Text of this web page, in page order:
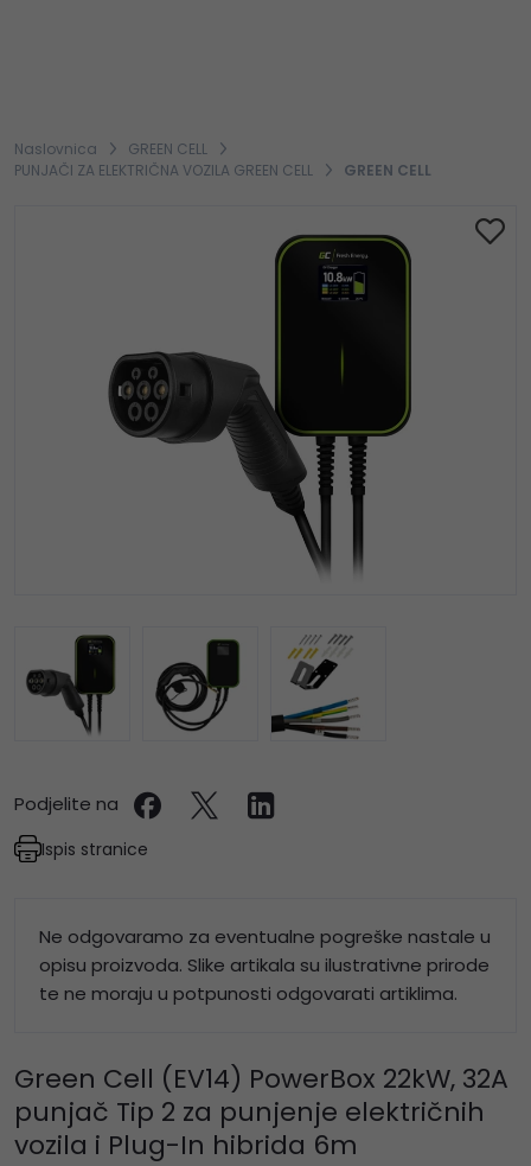
Naslovnica
GREEN CELL
PUNJAČI ZA ELEKTRIČNA VOZILA GREEN CELL
GREEN CELL
Podjelite na
Ispis stranice
Ne odgovaramo za eventualne pogreške nastale u
opisu proizvoda. Slike artikala su ilustrativne prirode
te ne moraju u potpunosti odgovarati artiklima.
Green Cell (EV14) PowerBox 22kW, 32A
punjač Tip 2 za punjenje električnih
vozila i Plug-In hibrida 6m